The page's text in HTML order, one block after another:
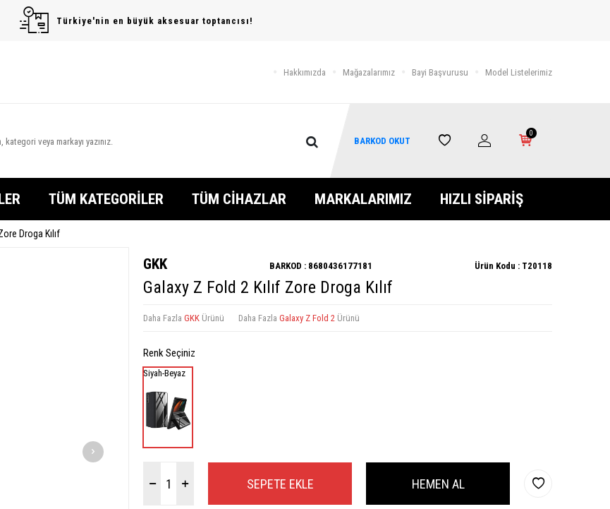
Türkiye'nin en büyük aksesuar toptancısı!
Hakkımızda Mağazalarımız Bayi Başvurusu Model Listelerimiz
BARKOD OKUT
0
TÜM KATEGORİLER TÜM CİHAZLAR MARKALARIMIZ HIZLI SİPARİŞ
Droga Kılıf
GKK BARKOD : 8680436177181 Ürün Kodu : T20118
Galaxy Z Fold 2 Kılıf Zore Droga Kılıf
Daha Fazla GKK Ürünü Daha Fazla Galaxy Z Fold 2 Ürünü
Renk Seçiniz
Siyah-Beyaz
SEPETE EKLE HEMEN AL